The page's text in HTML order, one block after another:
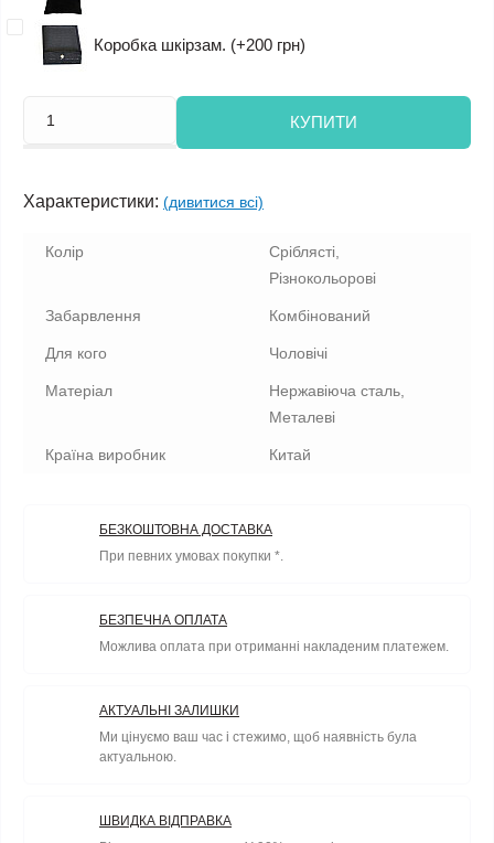
Коробка шкірзам. (+200 грн)
КУПИТИ
Характеристики: (дивитися всі)
Колір
Сріблясті,
Різнокольорові
Забарвлення Комбінований
Для кого Чоловічі
Матеріал
Нержавіюча сталь,
Металеві
Країна виробник Китай
БЕЗКОШТОВНА ДОСТАВКА
При певних умовах покупки *.
БЕЗПЕЧНА ОПЛАТА
Можлива оплата при отриманні накладеним платежем.
АКТУАЛЬНІ ЗАЛИШКИ
Ми цінуємо ваш час і стежимо, щоб наявність була
актуальною.
ШВИДКА ВІДПРАВКА